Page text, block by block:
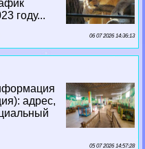
году...
06 07 2026 14:36:13
адрес,
05 07 2026 14:57:28